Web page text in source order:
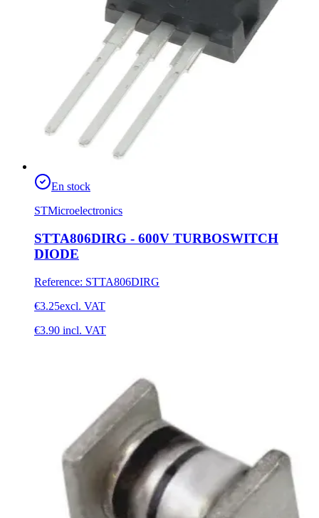
En stock
STMicroelectronics
STTA806DIRG - 600V TURBOSWITCH
DIODE
Reference: STTA806DIRG
€3.25excl. VAT
€3.90 incl. VAT